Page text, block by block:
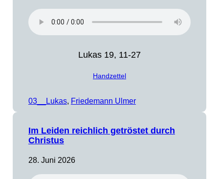
Lukas 19, 11-27
Handzettel
03__Lukas, Friedemann Ulmer
Im Leiden reichlich getröstet durch
Christus
28. Juni 2026